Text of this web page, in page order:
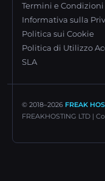
Termini e Condizioni
Informativa sulla
Politica sui Cookie
Politica di Utilizzo
SLA
© 2018–2026 FREAK
FREAKHOSTING LTD |